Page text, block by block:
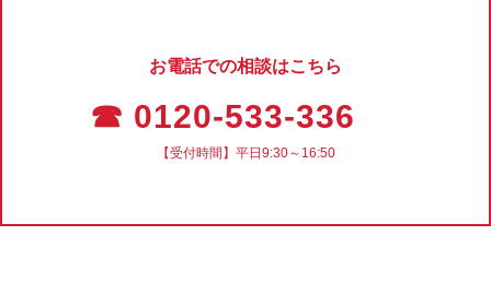
お電話での相談はこちら
☎ 0120-533-336
【受付時間】平日9:30～16:50